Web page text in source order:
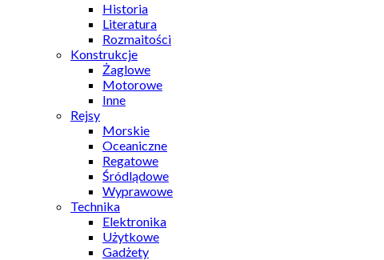
Historia
Literatura
Rozmaitości
Konstrukcje
Żaglowe
Motorowe
Inne
Rejsy
Morskie
Oceaniczne
Regatowe
Śródlądowe
Wyprawowe
Technika
Elektronika
Użytkowe
Gadżety